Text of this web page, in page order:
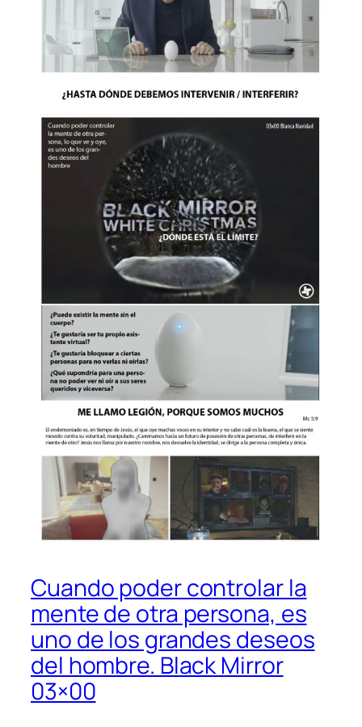
Cuando poder controlar la
mente de otra persona, es
uno de los grandes deseos
del hombre. Black Mirror
03×00